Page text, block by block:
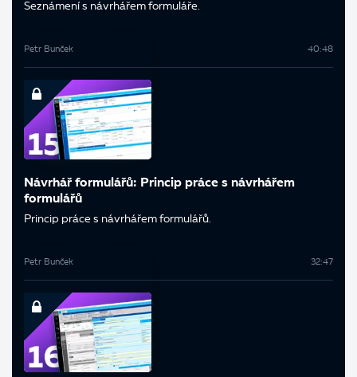
Seznámení s návrhářem formuláře.
Petr Bunček 40:48
Návrhář formulářů: Princip práce s návrhářem
formulářů
Princip práce s návrhářem formulářů.
Petr Bunček 32:47